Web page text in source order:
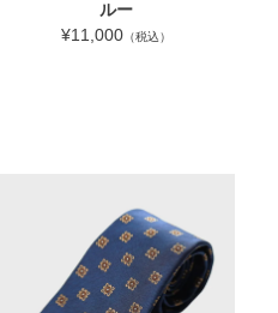
ルー
¥11,000 （税込）